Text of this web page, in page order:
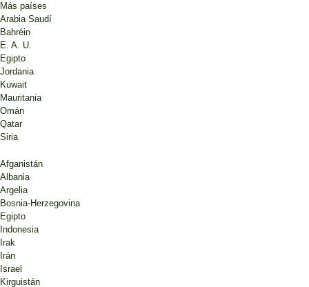
Más países
Arabia Saudí
Bahréin
E. A. U.
Egipto
Jordania
Kuwait
Mauritania
Omán
Qatar
Siria
Afganistán
Albania
Argelia
Bosnia-Herzegovina
Egipto
Indonesia
Irak
Irán
Israel
Kirguistán